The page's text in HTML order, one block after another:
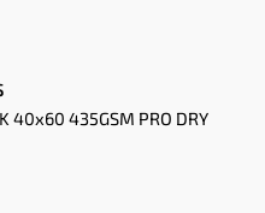
40x60 435GSM PRO DRY​